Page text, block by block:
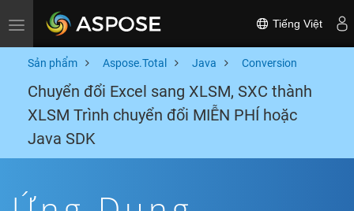
Toggle navigation Tiếng Việt
Sản phẩm Aspose.Total Java Conversion
Chuyển đổi Excel sang XLSM, SXC thành
XLSM Trình chuyển đổi MIỄN PHÍ hoặc
Java SDK